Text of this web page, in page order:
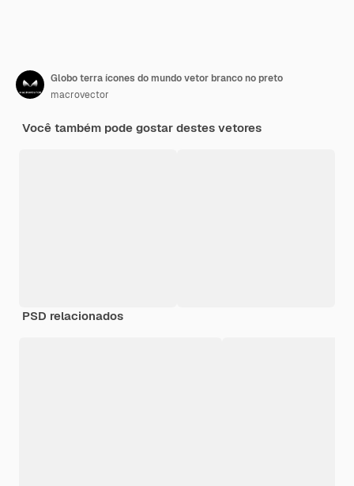
Globo terra ícones do mundo vetor branco no preto
macrovector
Você também pode gostar destes vetores
PSD relacionados